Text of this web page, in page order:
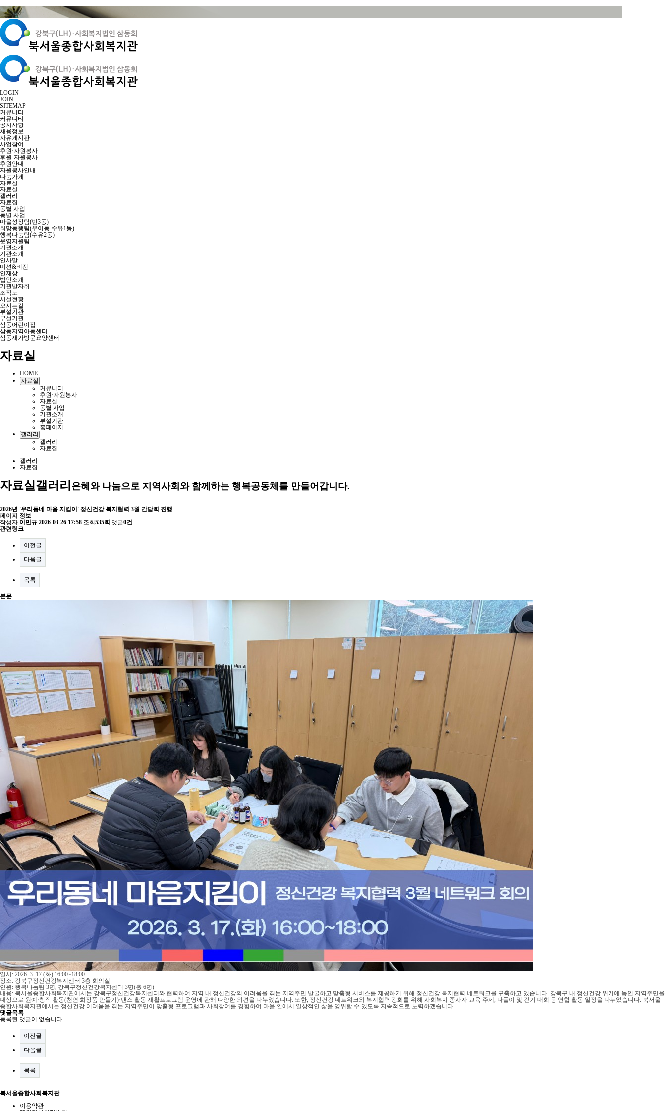
LOGIN
JOIN
SITEMAP
커뮤니티
커뮤니티
공지사항
채용정보
자유게시판
사업참여
후원·자원봉사
후원·자원봉사
후원안내
자원봉사안내
나눔가게
자료실
자료실
갤러리
자료집
동별 사업
동별 사업
마을성장팀(번3동)
희망동행팀(우이동·수유1동)
행복나눔팀(수유2동)
운영지원팀
기관소개
기관소개
인사말
미션&비전
인재상
법인소개
기관발자취
조직도
시설현황
오시는길
부설기관
부설기관
삼동어린이집
삼동지역아동센터
삼동재가방문요양센터
자료실
HOME
자료실
커뮤니티
후원·자원봉사
자료실
동별 사업
기관소개
부설기관
홈페이지
갤러리
갤러리
자료집
갤러리
자료집
자료실갤러리 은혜와 나눔으로 지역사회와 함께하는 행복공동체를 만들어갑니다.
2026년 '우리동네 마음 지킴이' 정신건강 복지협력 3월 간담회 진행
페이지 정보
작성자 이민규 2026-03-26 17:58 조회 535회 댓글0건
관련링크
이전글
다음글
목록
본문
일시: 2026. 3. 17.(화) 16:00~18:00
장소: 강북구정신건강복지센터 3층 회의실
인원: 행복나눔팀 3명, 강북구정신건강복지센터 3명(총 6명)
내용: 북서울종합사회복지관에서는 강북구정신건강복지센터와 협력하여 지역 내 정신건강의 어려움을 겪는 지역주민 발굴하고 맞춤형 서비스를 제공하기 위해 정신건강 복지협력 네트워크를 구축하고 있습니다. 강북구 내 정신건강 위기에 놓인 지역주민을
대상으로 원예·창작 활동(천연 화장품 만들기)·댄스 활동 재활프로그램 운영에 관해 다양한 의견을 나누었습니다. 또한, 정신건강 네트워크와 복지협력 강화를 위해 사회복지 종사자 교육 주제, 나들이 및 걷기 대회 등 연합 활동 일정을 나누었습니다. 북서울
종합사회복지관에서는 정신건강 어려움을 겪는 지역주민이 맞춤형 프로그램과 사회참여를 경험하여 마을 안에서 일상적인 삶을 영위할 수 있도록 지속적으로 노력하겠습니다.
댓글목록
등록된 댓글이 없습니다.
이전글
다음글
목록
북서울종합사회복지관
이용약관